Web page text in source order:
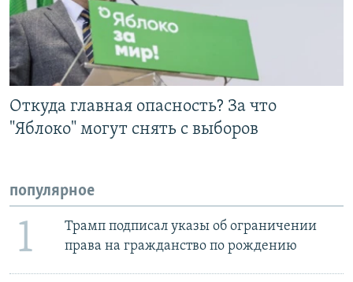
Откуда главная опасность? За что
"Яблоко" могут снять с выборов
популярное
1
Трамп подписал указы об ограничении
права на гражданство по рождению